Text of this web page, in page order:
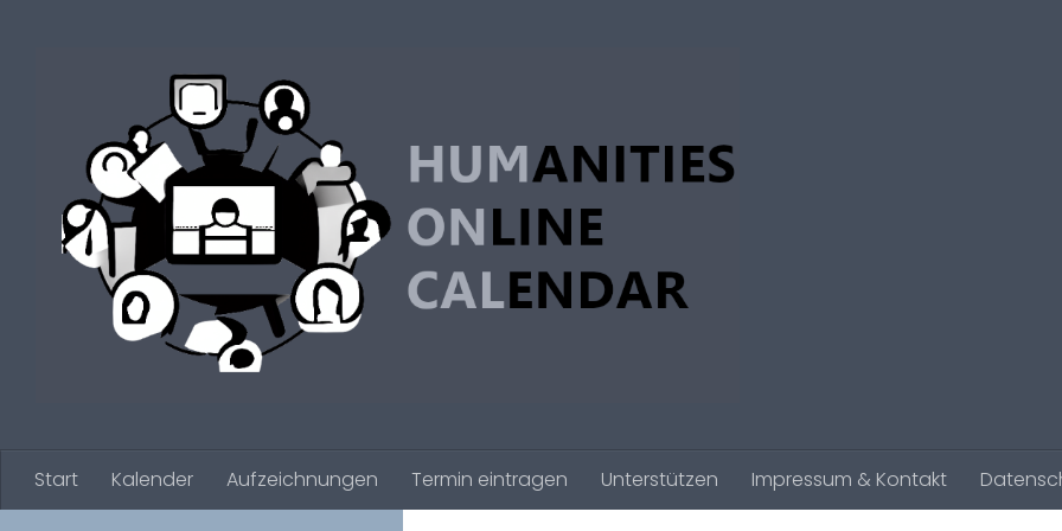
Start Kalender Aufzeichnungen Termin eintragen Unterstützen Impressum & Kontakt